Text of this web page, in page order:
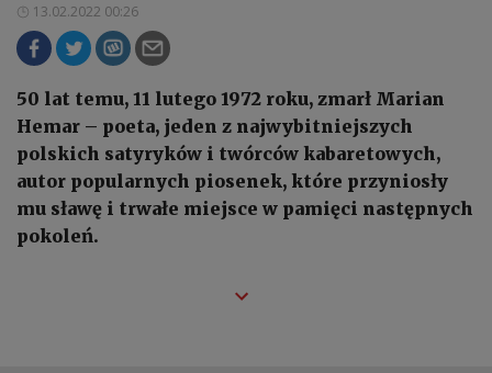
13.02.2022 00:26
50 lat temu, 11 lutego 1972 roku, zmarł Marian
Hemar – poeta, jeden z najwybitniejszych
polskich satyryków i twórców kabaretowych,
autor popularnych piosenek, które przyniosły
mu sławę i trwałe miejsce w pamięci następnych
pokoleń.